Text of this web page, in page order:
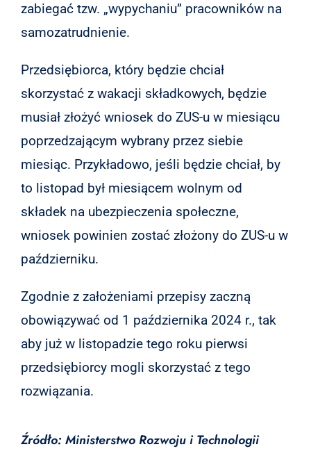
zabiegać tzw. „wypychaniu” pracowników na
samozatrudnienie.
Przedsiębiorca, który będzie chciał
skorzystać z wakacji składkowych, będzie
musiał złożyć wniosek do ZUS-u w miesiącu
poprzedzającym wybrany przez siebie
miesiąc. Przykładowo, jeśli będzie chciał, by
to listopad był miesiącem wolnym od
składek na ubezpieczenia społeczne,
wniosek powinien zostać złożony do ZUS-u w
październiku.
Zgodnie z założeniami przepisy zaczną
obowiązywać od 1 października 2024 r., tak
aby już w listopadzie tego roku pierwsi
przedsiębiorcy mogli skorzystać z tego
rozwiązania.
Źródło: Ministerstwo Rozwoju i Technologii